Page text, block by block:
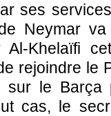
ses
Neymar va
Al-Khelaïfi
rejoindre le
sur le Barça
cas, le